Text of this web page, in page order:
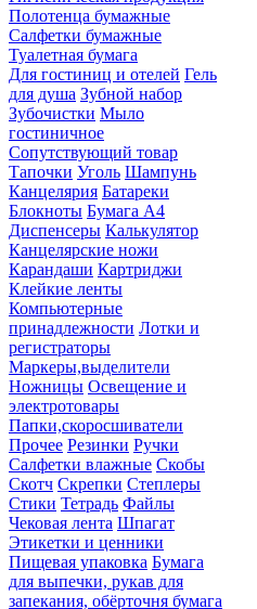
Полотенца бумажные
Салфетки бумажные
Туалетная бумага
Для гостиниц и отелей Гель
для душа Зубной набор
Зубочистки Мыло
гостиничное
Сопутствующий товар
Тапочки Уголь Шампунь
Канцелярия Батареки
Блокноты Бумага А4
Диспенсеры Калькулятор
Канцелярские ножи
Карандаши Картриджи
Клейкие ленты
Компьютерные
принадлежности Лотки и
регистраторы
Маркеры,выделители
Ножницы Освещение и
электротовары
Папки,скоросшиватели
Прочее Резинки Ручки
Салфетки влажные Скобы
Скотч Скрепки Степлеры
Стики Тетрадь Файлы
Чековая лента Шпагат
Этикетки и ценники
Пищевая упаковка Бумага
для выпечки, рукав для
запекания, обёрточня бумага